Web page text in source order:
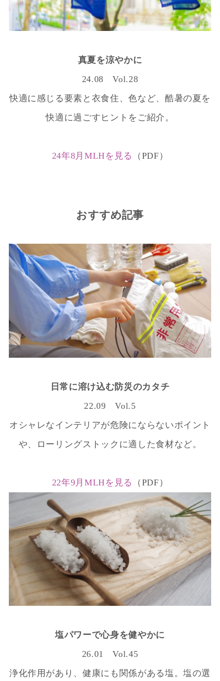
真夏を涼やかに
24.08 Vol.28
快適に感じる要素と衣食住、色など、酷暑の夏を
快適に過ごすヒントをご紹介。
24年8月MLHを見る （PDF）
おすすめ記事
日常に溶け込む防災のカタチ
22.09 Vol.5
オシャレなインテリアが危険にならないポイント
や、ローリングストックに適した食材など。
22年9月MLHを見る （PDF）
塩パワーで心身を健やかに
26.01 Vol.45
浄化作用があり、健康にも関係がある塩。塩の選